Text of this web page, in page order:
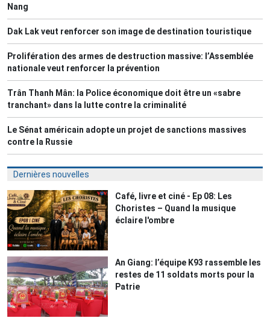
Nang
Dak Lak veut renforcer son image de destination touristique
Prolifération des armes de destruction massive: l’Assemblée
nationale veut renforcer la prévention
Trân Thanh Mân: la Police économique doit être un «sabre
tranchant» dans la lutte contre la criminalité
Le Sénat américain adopte un projet de sanctions massives
contre la Russie
Dernières nouvelles
Café, livre et ciné - Ep 08: Les
Choristes – Quand la musique
éclaire l'ombre
An Giang: l’équipe K93 rassemble les
restes de 11 soldats morts pour la
Patrie